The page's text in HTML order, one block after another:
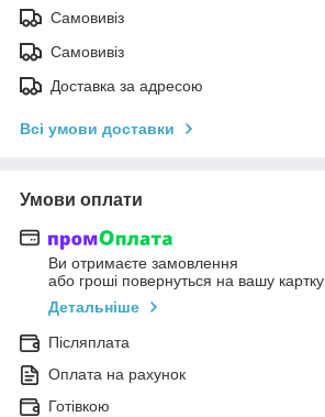
Самовивіз
Самовивіз
Доставка за адресою
Всі умови доставки
Умови оплати
Ви отримаєте замовлення
або гроші повернуться на вашу картку
Детальніше
Післяплата
Оплата на рахунок
Готівкою